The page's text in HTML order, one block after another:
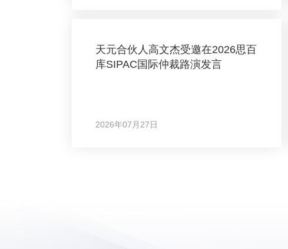
天元合伙人高文杰受邀在2026思百
库SIPAC国际仲裁路演发言
2026年07月27日